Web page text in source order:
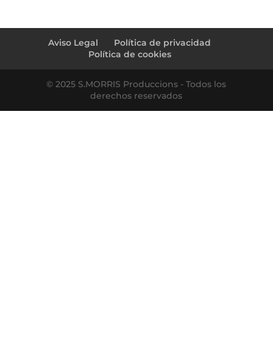
Aviso Legal
Política de privacidad
Política de cookies
© 2025 S.MORRIS Produccions - Todos los
derechos reservados